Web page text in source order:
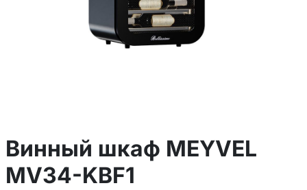
Винный шкаф MEYVEL
MV34-KBF1